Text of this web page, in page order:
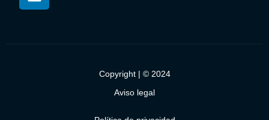
Copyright | © 2024
Aviso legal